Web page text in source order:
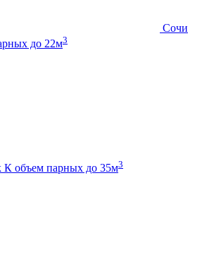
Сочи
до 22м3
К объем парных до 35м3